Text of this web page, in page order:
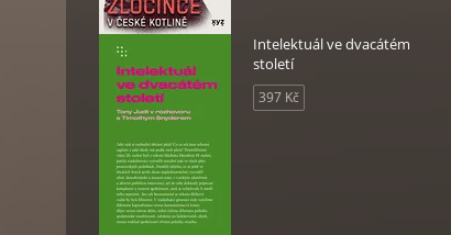
Intelektuál ve dvacátém
století
397 Kč